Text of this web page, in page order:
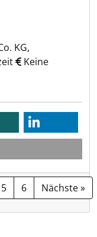
KG,
Keine
5 6 Nächste »